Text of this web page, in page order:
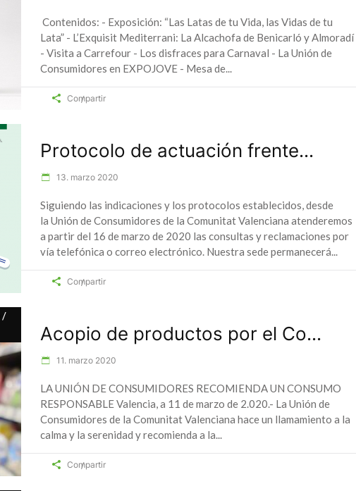
Contenidos: - Exposición: “Las Latas de tu Vida, las Vidas de tu
Lata” - L’Exquisit Mediterrani: La Alcachofa de Benicarló y Almoradí
- Visita a Carrefour - Los disfraces para Carnaval - La Unión de
Consumidores en EXPOJOVE - Mesa de
Compartir
Protocolo de actuación frente...
13. marzo 2020
Siguiendo las indicaciones y los protocolos establecidos, desde
la Unión de Consumidores de la Comunitat Valenciana atenderemos
a partir del 16 de marzo de 2020 las consultas y reclamaciones por
vía telefónica o correo electrónico. Nuestra sede permanecerá
Compartir
/
Acopio de productos por el Co...
11. marzo 2020
LA UNIÓN DE CONSUMIDORES RECOMIENDA UN CONSUMO
RESPONSABLE Valencia, a 11 de marzo de 2.020.- La Unión de
Consumidores de la Comunitat Valenciana hace un llamamiento a la
calma y la serenidad y recomienda a la
Compartir